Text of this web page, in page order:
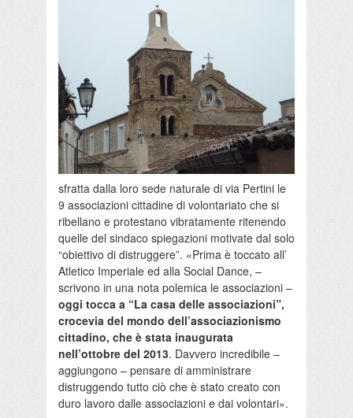
sfratta dalla loro sede naturale di via Pertini le
9 associazioni cittadine di volontariato che si
ribellano e protestano vibratamente ritenendo
quelle del sindaco spiegazioni motivate dal solo
“obiettivo di distruggere”. «Prima è toccato all’
Atletico Imperiale ed alla Social Dance, –
scrivono in una nota polemica le associazioni –
oggi tocca a “La casa delle associazioni”,
crocevia del mondo dell’associazionismo
cittadino, che è stata inaugurata
nell’ottobre del 2013. Davvero incredibile –
aggiungono – pensare di amministrare
distruggendo tutto ciò che è stato creato con
duro lavoro dalle associazioni e dai volontari».